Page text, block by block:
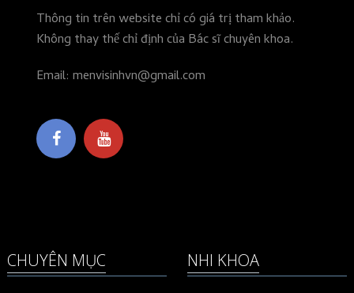
Thông tin trên website chỉ có giá trị tham khảo.
Không thay thế chỉ định của Bác sĩ chuyên khoa.
Email: menvisinhvn@gmail.com
CHUYÊN MỤC NHI KHOA